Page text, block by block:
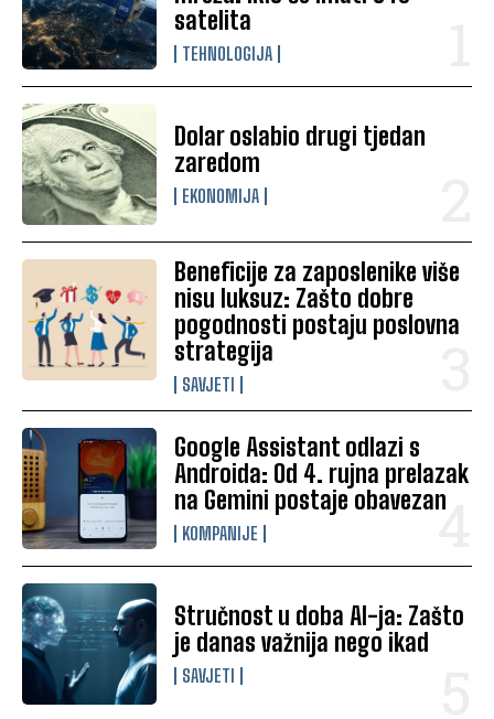
satelita
TEHNOLOGIJA
Dolar oslabio drugi tjedan
zaredom
EKONOMIJA
Beneficije za zaposlenike više
nisu luksuz: Zašto dobre
pogodnosti postaju poslovna
strategija
SAVJETI
Google Assistant odlazi s
Androida: Od 4. rujna prelazak
na Gemini postaje obavezan
KOMPANIJE
Stručnost u doba AI-ja: Zašto
je danas važnija nego ikad
SAVJETI